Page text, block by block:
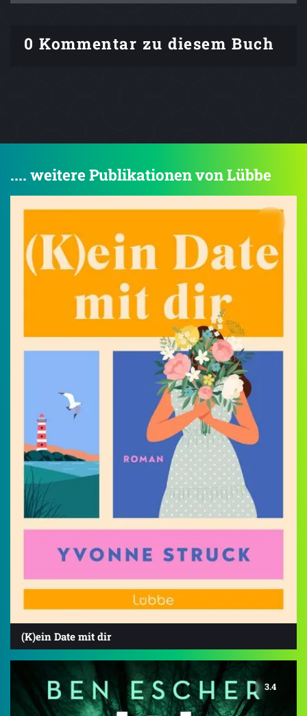
0 Kommentar zu diesem Buch
.... weitere Publikationen von Lübbe
(K)ein Date mit dir
3.4